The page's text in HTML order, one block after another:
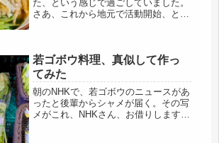
た、という感じで過ごしていました。
さあ、これから地元で活動開始、と楽
かなぁ～と天井見て寝転んでいたら、
友...
若ゴボウ料理、真似して作っ
てみた
朝のNHKで、若ゴボウのニュースがあ
ったと後輩からシャメが届く。その写
メがこれ、NHKさん、お借りします。